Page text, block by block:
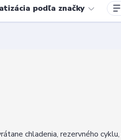
podľa značky
chladenia, rezervného